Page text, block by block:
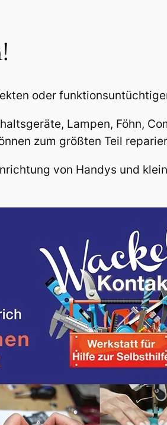
oder
Lampen, Föhn,
zum größten Teil
von Handys und